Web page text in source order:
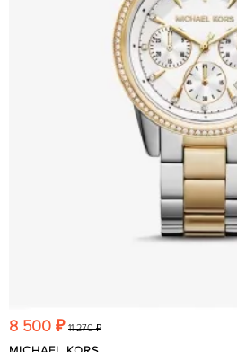
8 500 ₽ 11 270 ₽